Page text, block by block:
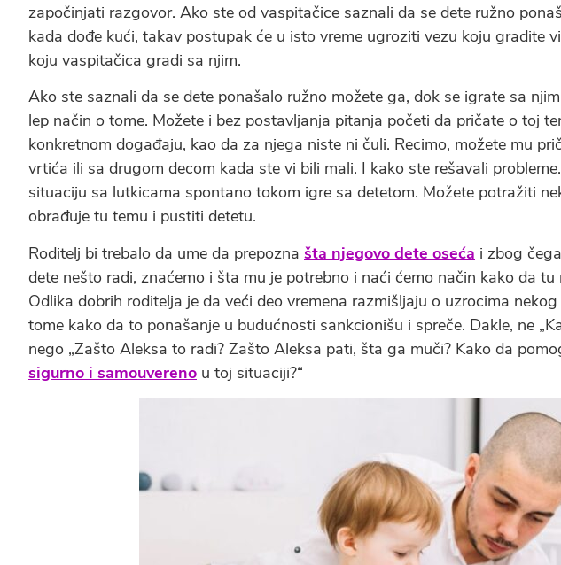
započinjati razgovor. Ako ste od vaspitačice saznali da se dete ružno
kada dođe kući, takav postupak će u isto vreme ugroziti vezu koju gradite
koju vaspitačica gradi sa njim.
Ako ste saznali da se dete ponašalo ružno možete ga, dok se igrate sa
lep način o tome. Možete i bez postavljanja pitanja početi da pričate o toj
konkretnom događaju, kao da za njega niste ni čuli. Recimo, možete mu
vrtića ili sa drugom decom kada ste vi bili mali. I kako ste rešavali
situaciju sa lutkicama spontano tokom igre sa detetom. Možete potražiti
obrađuje tu temu i pustiti detetu.
Roditelj bi trebalo da ume da prepozna šta njegovo dete oseća i zbog
dete nešto radi, znaćemo i šta mu je potrebno i naći ćemo način kako da
Odlika dobrih roditelja je da veći deo vremena razmišljaju o uzrocima
tome kako da to ponašanje u budućnosti sankcionišu i spreče. Dakle, ne
nego „Zašto Aleksa to radi? Zašto Aleksa pati, šta ga muči? Kako da
sigurno i samouvereno u toj situaciji?“